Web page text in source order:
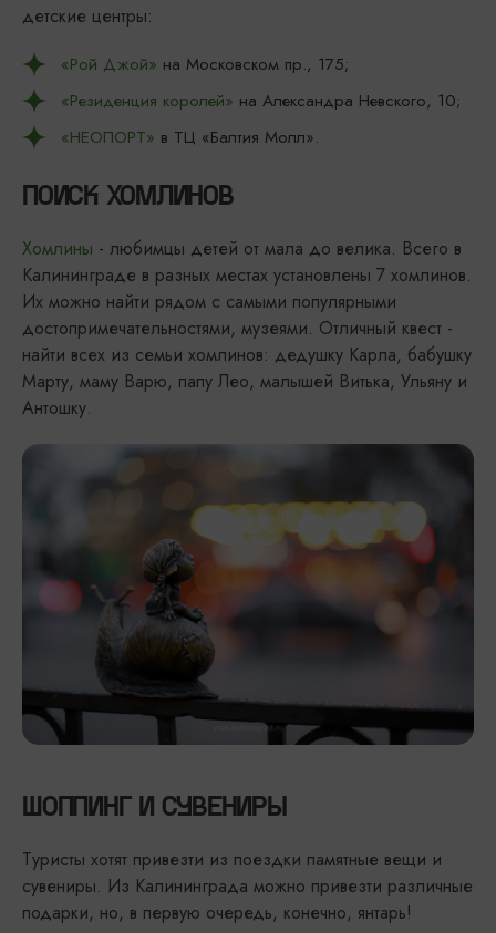
детские центры:
«Рой Джой» на Московском пр., 175;
«Резиденция королей» на Александра Невского, 10;
«НЕОПОРТ» в ТЦ «Балтия Молл».
ПОИСК ХОМЛИНОВ
Хомлины - любимцы детей от мала до велика. Всего в
Калининграде в разных местах установлены 7 хомлинов.
Их можно найти рядом с самыми популярными
достопримечательностями, музеями. Отличный квест -
найти всех из семьи хомлинов: дедушку Карла, бабушку
Марту, маму Варю, папу Лео, малышей Витька, Ульяну и
Антошку.
ШОППИНГ И СУВЕНИРЫ
Туристы хотят привезти из поездки памятные вещи и
сувениры. Из Калининграда можно привезти различные
подарки, но, в первую очередь, конечно, янтарь!